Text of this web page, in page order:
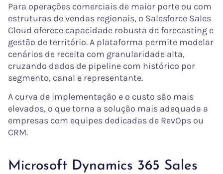
Para operações comerciais de maior porte ou com
estruturas de vendas regionais, o Salesforce Sales
Cloud oferece capacidade robusta de forecasting e
gestão de território. A plataforma permite modelar
cenários de receita com granularidade alta,
cruzando dados de pipeline com histórico por
segmento, canal e representante.
A curva de implementação e o custo são mais
elevados, o que torna a solução mais adequada a
empresas com equipes dedicadas de RevOps ou
CRM.
Microsoft Dynamics 365 Sales